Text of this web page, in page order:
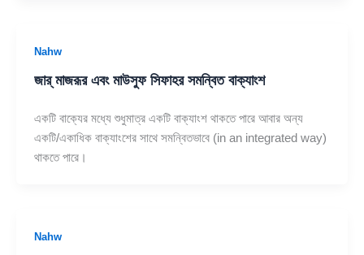
Nahw
জার্ মাজরূর এবং মাউসুফ সিফাহর সমন্বিত বাক্যাংশ
একটি বাক্যের মধ্যে শুধুমাত্র একটি বাক্যাংশ থাকতে পারে আবার অন্য
একটি/একাধিক বাক্যাংশের সাথে সমন্বিতভাবে (in an integrated way)
থাকতে পারে।
Nahw